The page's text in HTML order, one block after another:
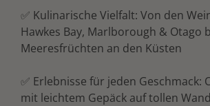
✅ Kulinarische Vielfalt: Von den
Hawkes Bay, Marlborough & Otago
Meeresfrüchten an den Küsten
✅ Erlebnisse für jeden Geschmack:
mit leichtem Gepäck auf tollen